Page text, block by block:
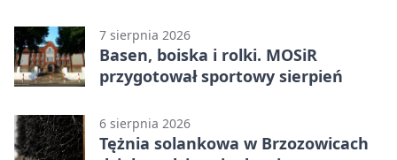
7 sierpnia 2026
Basen, boiska i rolki. MOSiR
przygotował sportowy sierpień
6 sierpnia 2026
Tężnia solankowa w Brzozowicach